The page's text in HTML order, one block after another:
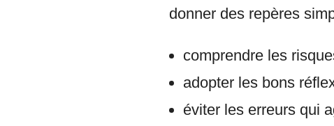
donner des repères
comprendre les
adopter les bons
éviter les erreurs qui